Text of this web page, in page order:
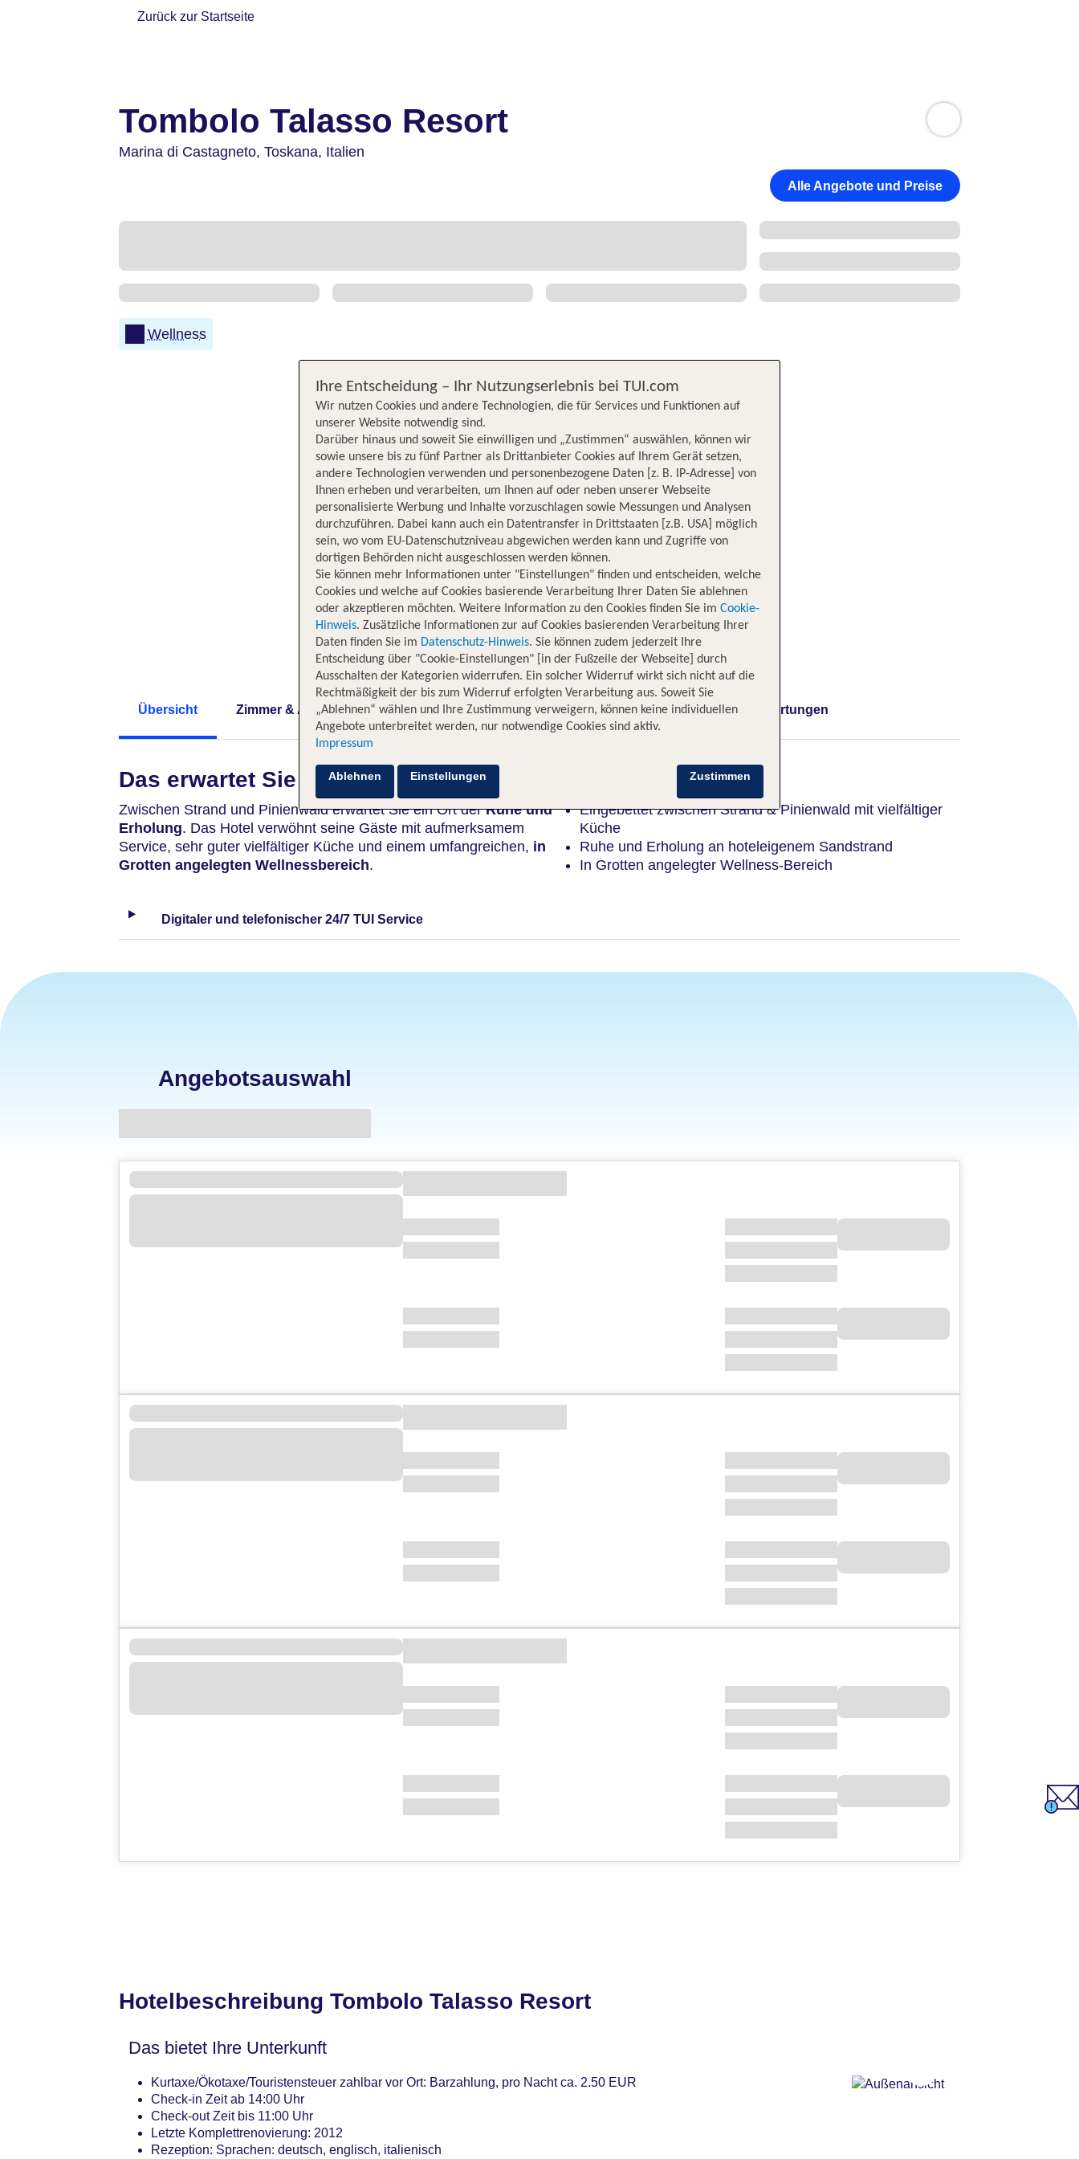
Zurück zur Startseite
Tombolo Talasso Resort
Marina di Castagneto, Toskana, Italien
Alle Angebote und Preise
Wellness
Übersicht Zimmer & Angebote Hotelinformationen Nachhaltigkeit Lage Bewertungen
Das erwartet Sie
Zwischen Strand und Pinienwald erwartet Sie ein Ort derRuhe und
Erholung. Das Hotel verwöhnt seine Gäste mit aufmerksamem
Service, sehr guter vielfältiger Küche und einem umfangreichen, in
Grotten angelegten Wellnessbereich.
Eingebettet zwischen Strand & Pinienwald mit vielfältiger
Küche
Ruhe und Erholung an hoteleigenem Sandstrand
In Grotten angelegter Wellness-Bereich
Digitaler und telefonischer 24/7 TUI Service
Angebotsauswahl
Hotelbeschreibung Tombolo Talasso Resort
Das bietet Ihre Unterkunft
Kurtaxe/Ökotaxe/Touristensteuer zahlbar vor Ort: Barzahlung, pro Nacht ca. 2.50 EUR
Check-in Zeit ab 14:00 Uhr
Check-out Zeit bis 11:00 Uhr
Letzte Komplettrenovierung: 2012
Rezeption: Sprachen: deutsch, englisch, italienisch
Ihre Entscheidung – Ihr Nutzungserlebnis bei TUI.com
Wir nutzen Cookies und andere Technologien, die für Services und Funktionen auf
unserer Website notwendig sind.
Darüber hinaus und soweit Sie einwilligen und „Zustimmen“ auswählen, können wir
sowie unsere bis zu fünf Partner als Drittanbieter Cookies auf Ihrem Gerät setzen,
andere Technologien verwenden und personenbezogene Daten [z. B. IP-Adresse] von
Ihnen erheben und verarbeiten, um Ihnen auf oder neben unserer Webseite
personalisierte Werbung und Inhalte vorzuschlagen sowie Messungen und Analysen
durchzuführen. Dabei kann auch ein Datentransfer in Drittstaaten [z.B. USA] möglich
sein, wo vom EU-Datenschutzniveau abgewichen werden kann und Zugriffe von
dortigen Behörden nicht ausgeschlossen werden können.
Sie können mehr Informationen unter "Einstellungen" finden und entscheiden, welche
Cookies und welche auf Cookies basierende Verarbeitung Ihrer Daten Sie ablehnen
oder akzeptieren möchten. Weitere Information zu den Cookies finden Sie im Cookie-
Hinweis. Zusätzliche Informationen zur auf Cookies basierenden Verarbeitung Ihrer
Daten finden Sie im Datenschutz-Hinweis. Sie können zudem jederzeit Ihre
Entscheidung über "Cookie-Einstellungen" [in der Fußzeile der Webseite] durch
Ausschalten der Kategorien widerrufen. Ein solcher Widerruf wirkt sich nicht auf die
Rechtmäßigkeit der bis zum Widerruf erfolgten Verarbeitung aus. Soweit Sie
„Ablehnen“ wählen und Ihre Zustimmung verweigern, können keine individuellen
Angebote unterbreitet werden, nur notwendige Cookies sind aktiv.
Impressum
Zustimmen
Ablehnen Einstellungen